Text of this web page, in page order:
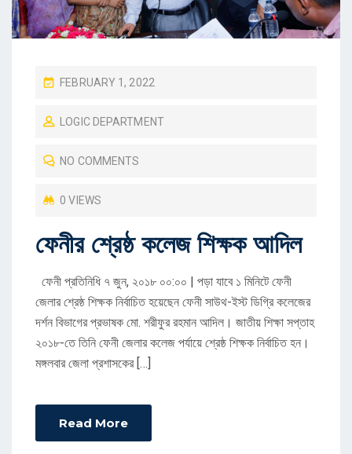
P
S
N
FEBRUARY 1, 2022
LOGIC DEPARTMENT
NO COMMENTS
0 VIEWS
ফেনীর শ্রেষ্ঠ কলেজ শিক্ষক আদিল
ফেনী প্রতিনিধি ৭ জুন, ২০১৮ ০০:০০ | পড়া যাবে ১ মিনিটে ফেনী
জেলার শ্রেষ্ঠ শিক্ষক নির্বাচিত হয়েছেন ফেনী সাউথ-ইস্ট ডিগ্রি কলেজের
দর্শন বিভাগের প্রভাষক মো. শরীফুর রহমান আদিল। জাতীয় শিক্ষা সপ্তাহ
২০১৮-তে তিনি ফেনী জেলার কলেজ পর্যায়ে শ্রেষ্ঠ শিক্ষক নির্বাচিত হন।
মঙ্গলবার জেলা প্রশাসকের […]
Read More